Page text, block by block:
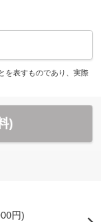
を表すものであり、実際
)
円)